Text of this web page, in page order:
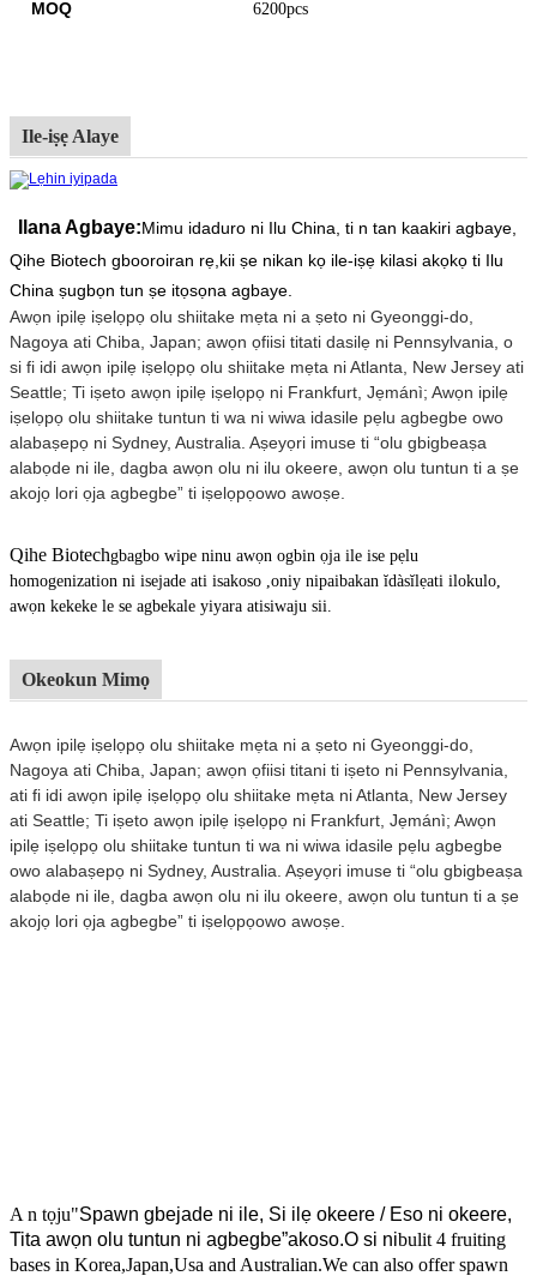
MOQ 6200pcs
Ile-iṣẹ Alaye
Ilana Agbaye:Mimu idaduro ni Ilu China, ti n tan kaakiri agbaye,
Qihe Biotech gbooroiran rẹ, kii ṣe nikan kọ ile-iṣẹ kilasi akọkọ ti Ilu
China ṣugbọn tun ṣe itọsọna agbaye.
Awọn ipilẹ iṣelọpọ olu shiitake mẹta ni a ṣeto ni Gyeonggi-do,
Nagoya ati Chiba, Japan; awọn ọfiisi titati dasilẹ ni Pennsylvania, o
si fi idi awọn ipilẹ iṣelọpọ olu shiitake mẹta ni Atlanta, New Jersey ati
Seattle; Ti iṣeto awọn ipilẹ iṣelọpọ ni Frankfurt, Jẹmánì; Awọn ipilẹ
iṣelọpọ olu shiitake tuntun ti wa ni wiwa idasile pẹlu agbegbe owo
alabaṣepọ ni Sydney, Australia. Aṣeyọri imuse ti “olu gbigbeaṣa
alabọde ni ile, dagba awọn olu ni ilu okeere, awọn olu tuntun ti a ṣe
akojọ lori ọja agbegbe” ti iṣelọpọowo awoṣe.
Qihe Biotechgbagbo wipe ninu awọn ogbin ọja ile ise pẹlu
homogenization ni isejade ati isakoso ,oniy nipaibakan ĭdàsĭlẹati ilokulo,
awọn kekeke le se agbekale yiyara atisiwaju sii.
Okeokun Mimọ
Awọn ipilẹ iṣelọpọ olu shiitake mẹta ni a ṣeto ni Gyeonggi-do,
Nagoya ati Chiba, Japan; awọn ọfiisi titani ti iṣeto ni Pennsylvania,
ati fi idi awọn ipilẹ iṣelọpọ olu shiitake mẹta ni Atlanta, New Jersey
ati Seattle; Ti iṣeto awọn ipilẹ iṣelọpọ ni Frankfurt, Jẹmánì; Awọn
ipilẹ iṣelọpọ olu shiitake tuntun ti wa ni wiwa idasile pẹlu agbegbe
owo alabaṣepọ ni Sydney, Australia. Aṣeyọri imuse ti “olu gbigbeaṣa
alabọde ni ile, dagba awọn olu ni ilu okeere, awọn olu tuntun ti a ṣe
akojọ lori ọja agbegbe” ti iṣelọpọowo awoṣe.
A n tọju"Spawn gbejade ni ile, Si ilẹ okeere / Eso ni okeere,
Tita awọn olu tuntun ni agbegbe”akoso.O si nibulit 4 fruiting
bases in Korea,Japan,Usa and Australian.We can also offer spawn